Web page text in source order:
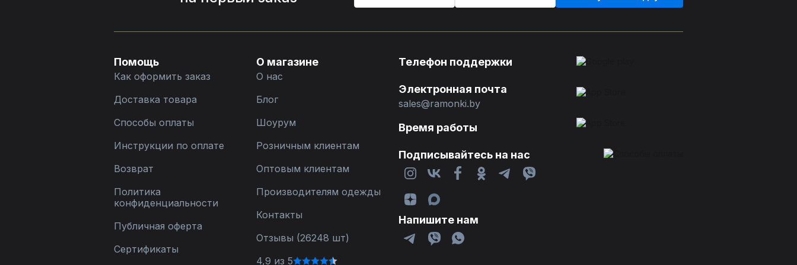
Помощь
Как оформить заказ
Доставка товара
Способы оплаты
Инструкции по оплате
Возврат
Политика
конфиденциальности
Публичная оферта
Сертификаты
О магазине
О нас
Блог
Шоурум
Розничным клиентам
Оптовым клиентам
Производителям одежды
Контакты
Отзывы (26248 шт)
4,9 из 5
Телефон поддержки
Электронная почта
sales@ramonki.by
Время работы
Подписывайтесь на нас
Напишите нам